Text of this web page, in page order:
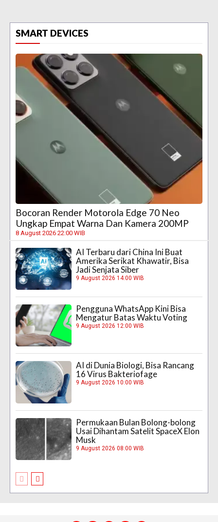
SMART DEVICES
Bocoran Render Motorola Edge 70 Neo
Ungkap Empat Warna Dan Kamera 200MP
8 August 2026 22:00 WIB
AI Terbaru dari China Ini Buat
Amerika Serikat Khawatir, Bisa
Jadi Senjata Siber
9 August 2026 14:00 WIB
Pengguna WhatsApp Kini Bisa
Mengatur Batas Waktu Voting
9 August 2026 12:00 WIB
AI di Dunia Biologi, Bisa Rancang
16 Virus Bakteriofage
9 August 2026 10:00 WIB
Permukaan Bulan Bolong-bolong
Usai Dihantam Satelit SpaceX Elon
Musk
9 August 2026 08:00 WIB